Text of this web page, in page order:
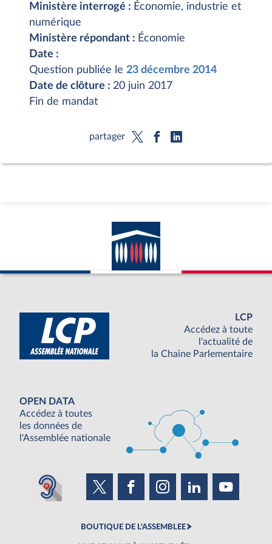
Ministère interrogé : Économie, industrie et
numérique
Ministère répondant : Économie
Date :
Question publiée le 23 décembre 2014
Date de clôture : 20 juin 2017
Fin de mandat
partager
LCP
Accédez à toute
l'actualité de
la Chaine Parlementaire
OPEN DATA
Accédez à toutes
les données de
l'Assemblée nationale
BOUTIQUE DE L'ASSEMBLEE